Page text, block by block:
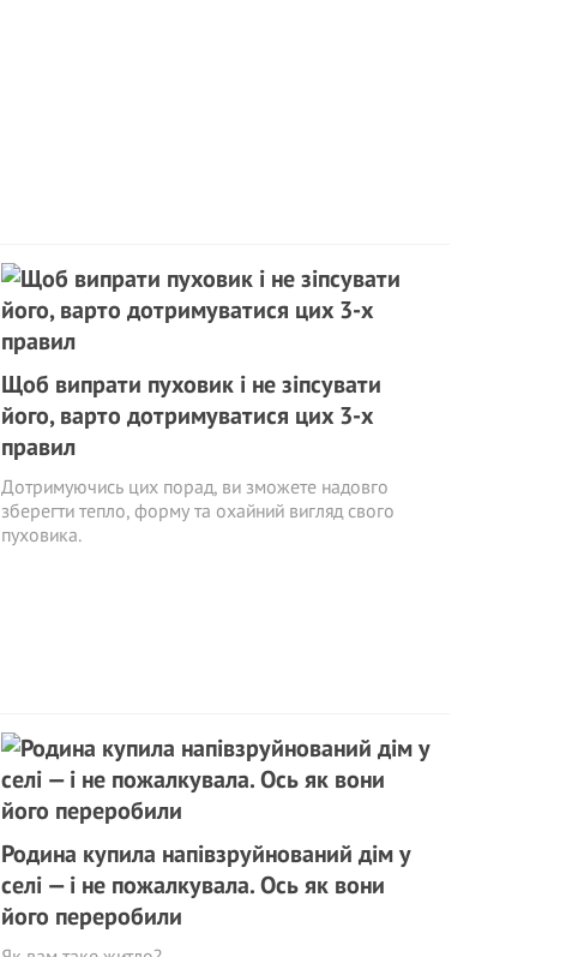
Щоб випрати пуховик і не зіпсувати
його, варто дотримуватися цих 3-х
правил
Дотримуючись цих порад, ви зможете надовго
зберегти тепло, форму та охайний вигляд свого
пуховика.
Родина купила напівзруйнований дім у
селі — і не пожалкувала. Ось як вони
його переробили